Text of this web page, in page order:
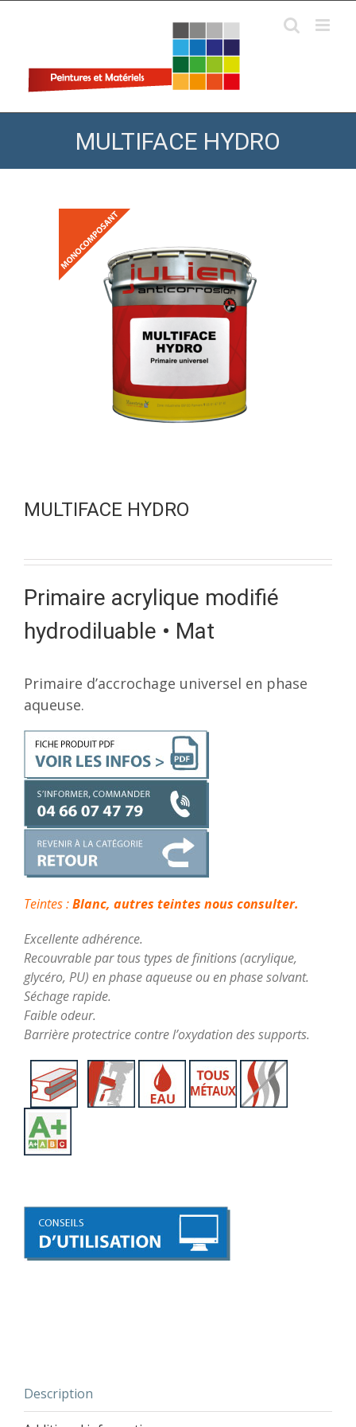
MULTIFACE HYDRO
MULTIFACE HYDRO
Primaire acrylique modifié
hydrodiluable • Mat
Primaire d’accrochage universel en phase
aqueuse.
Teintes :Blanc, autres teintes nous consulter.
Excellente adhérence.
Recouvrable par tous types de finitions (acrylique,
glycéro, PU) en phase aqueuse ou en phase solvant.
Séchage rapide.
Faible odeur.
Barrière protectrice contre l’oxydation des supports.
Description